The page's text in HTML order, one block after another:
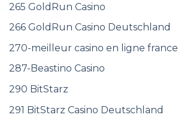
265 GoldRun Casino
266 GoldRun Casino Deutschland
270-meilleur casino en ligne france
287-Beastino Casino
290 BitStarz
291 BitStarz Casino Deutschland